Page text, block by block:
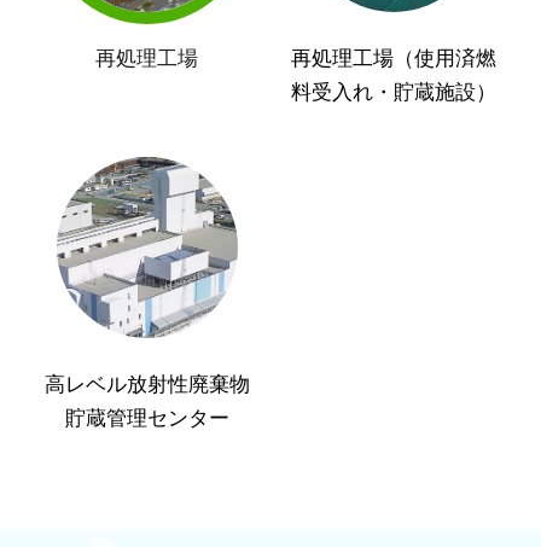
再処理工場
再処理工場（使用済燃
料受入れ・貯蔵施設）
高レベル放射性廃棄物
貯蔵管理センター